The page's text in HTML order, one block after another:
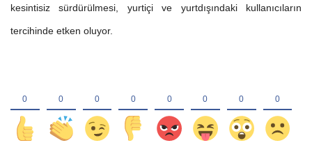
kesintisiz sürdürülmesi, yurtiçi ve yurtdışındaki kullanıcıların
tercihinde etken oluyor.